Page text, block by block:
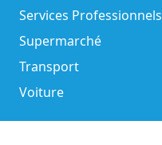
Services Professionnels
Supermarché
Transport
Voiture